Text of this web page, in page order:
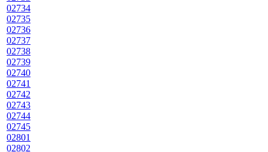
02734
02735
02736
02737
02738
02739
02740
02741
02742
02743
02744
02745
02801
02802